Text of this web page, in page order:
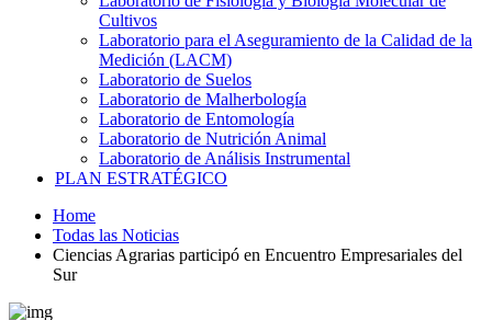
Cultivos
Laboratorio para el Aseguramiento de la Calidad de la
Medición (LACM)
Laboratorio de Suelos
Laboratorio de Malherbología
Laboratorio de Entomología
Laboratorio de Nutrición Animal
Laboratorio de Análisis Instrumental
PLAN ESTRATÉGICO
Home
Todas las Noticias
Ciencias Agrarias participó en Encuentro Empresariales del
Sur